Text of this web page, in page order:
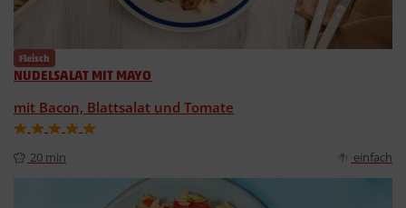
Fleisch
NUDELSALAT MIT MAYO
mit Bacon, Blattsalat und Tomate
20 min einfach